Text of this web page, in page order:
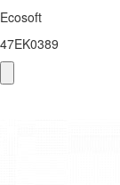
Ecosoft
47EK0389